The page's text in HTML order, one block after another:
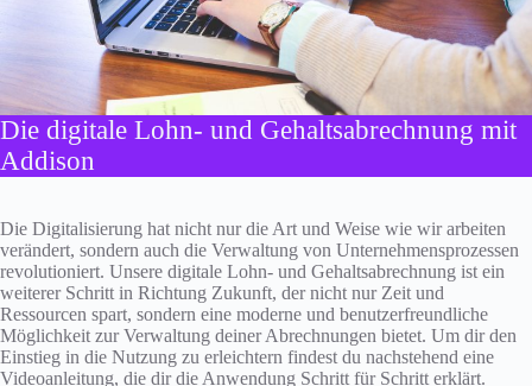
Die digitale Lohn- und Gehaltsabrechnung mit
Addison
Die Digitalisierung hat nicht nur die Art und Weise wie wir arbeiten
verändert, sondern auch die Verwaltung von Unternehmensprozessen
revolutioniert. Unsere digitale Lohn- und Gehaltsabrechnung ist ein
weiterer Schritt in Richtung Zukunft, der nicht nur Zeit und
Ressourcen spart, sondern eine moderne und benutzerfreundliche
Möglichkeit zur Verwaltung deiner Abrechnungen bietet. Um dir den
Einstieg in die Nutzung zu erleichtern findest du nachstehend eine
Videoanleitung, die dir die Anwendung Schritt für Schritt erklärt.